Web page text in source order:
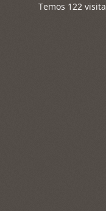
Temos 122